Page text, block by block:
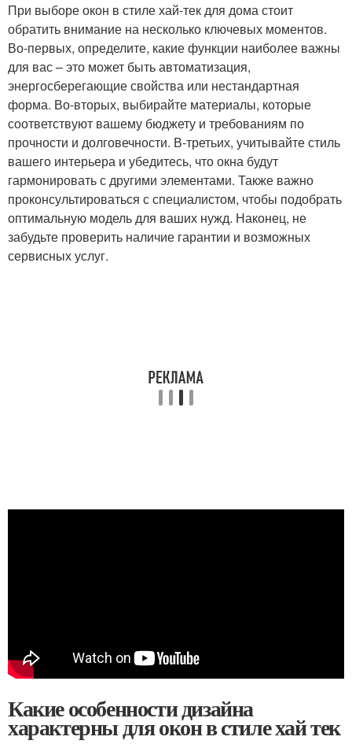
При выборе окон в стиле хай-тек для дома стоит
обратить внимание на несколько ключевых моментов.
Во-первых, определите, какие функции наиболее важны
для вас – это может быть автоматизация,
энергосберегающие свойства или нестандартная
форма. Во-вторых, выбирайте материалы, которые
соответствуют вашему бюджету и требованиям по
прочности и долговечности. В-третьих, учитывайте стиль
вашего интерьера и убедитесь, что окна будут
гармонировать с другими элементами. Также важно
проконсультироваться с специалистом, чтобы подобрать
оптимальную модель для ваших нужд. Наконец, не
забудьте проверить наличие гарантии и возможных
сервисных услуг.
Какие особенности дизайна
характерны для окон в стиле хай тек